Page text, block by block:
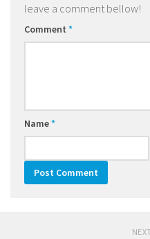
leave a comment bellow!
Comment *
Name*